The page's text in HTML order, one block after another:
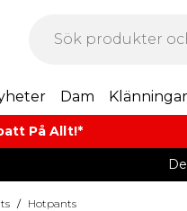
Dam Klänningar
På Allt!*
/ Hotpants